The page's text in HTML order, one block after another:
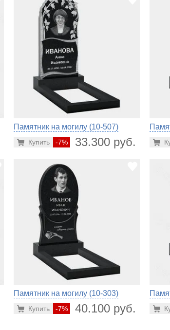
Памятник на могилу (10-507)
-7% 33.300 руб.
Купить
Памятник на могилу (10-303)
-7% 40.100 руб.
Купить